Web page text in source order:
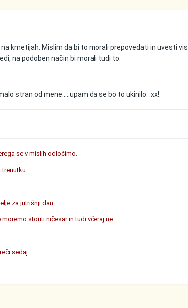
kmetijah. Mislim da bi to morali prepovedati in uvesti
na podoben način bi morali tudi to.
stran od mene.....upam da se bo to ukinilo. :xx!:
se v mislih odločimo.
trenutku.
za jutrišnji dan.
storiti ničesar in tudi včeraj ne.
sedaj.